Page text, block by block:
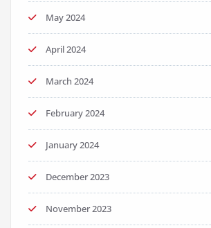
May 2024
April 2024
March 2024
February 2024
January 2024
December 2023
November 2023